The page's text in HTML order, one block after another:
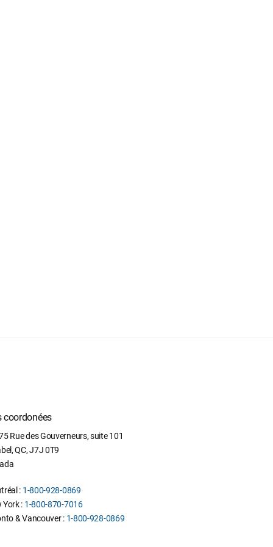
coordonées
Rue des Gouverneurs, suite 101
,QC,J7J 0T9
: 1-800-928-0869
York : 1-800-870-7016
& Vancouver : 1-800-928-0869